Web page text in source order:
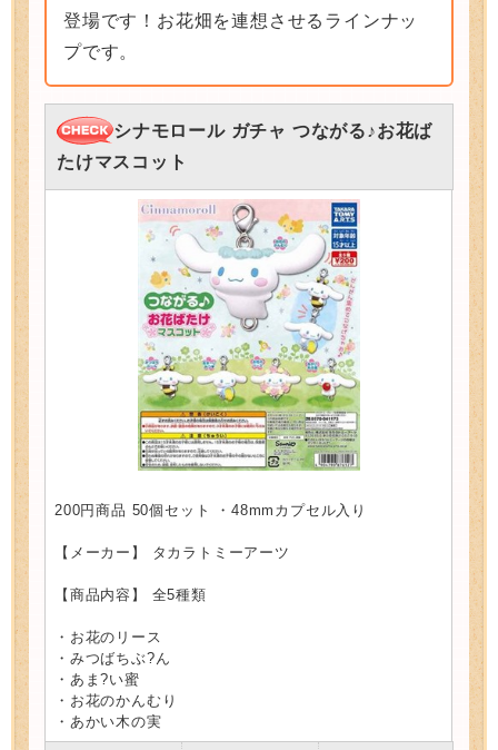
登場です！お花畑を連想させるラインナッ
プです。
シナモロール ガチャ つながる♪お花ば
たけマスコット
200円商品 50個セット ・48mmカプセル入り
【メーカー】 タカラトミーアーツ
【商品内容】 全5種類
・お花のリース
・みつばちぶ?ん
・あま?い蜜
・お花のかんむり
・あかい木の実